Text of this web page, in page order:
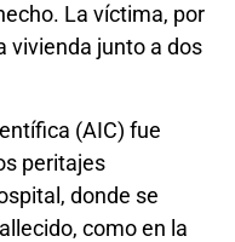
La víctima, por
vivienda junto a dos
(AIC) fue
peritajes
donde se
como en la